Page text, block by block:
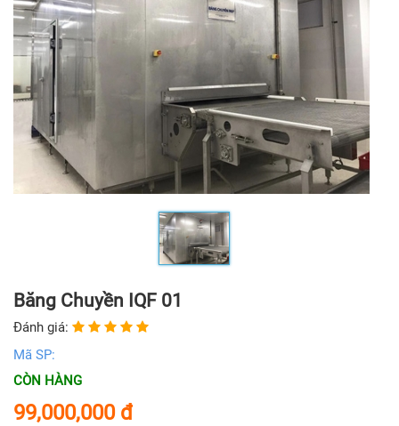
Băng Chuyền IQF 01
Đánh giá:
Mã SP:
CÒN HÀNG
99,000,000 đ